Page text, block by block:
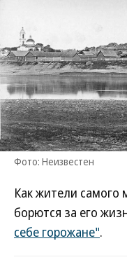
Фото: Неизвестен
Как жители самого
борются за его
себе горожане".